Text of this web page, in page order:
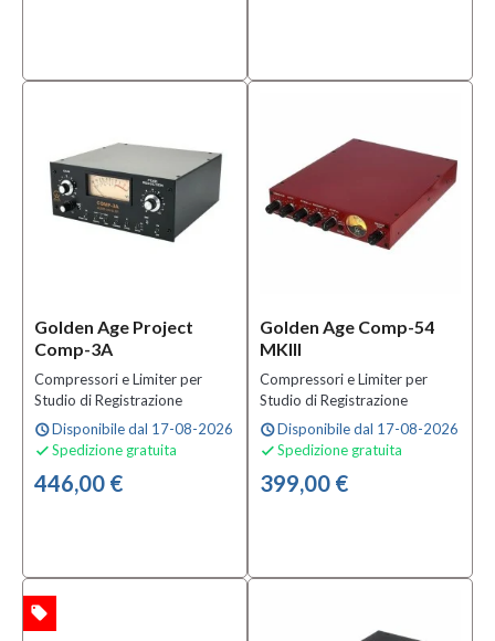
Golden Age Project
Comp-3A
Compressori e Limiter per
Studio di Registrazione
scheduleDisponibile dal 17-08-2026
 Spedizione gratuita
446,00 €
Golden Age Comp-54
MKIII
Compressori e Limiter per
Studio di Registrazione
scheduleDisponibile dal 17-08-2026
 Spedizione gratuita
399,00 €
local_offer